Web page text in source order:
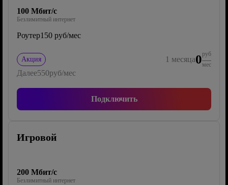
100 Мбит/с
Безлимитный интернет
Роутер150 руб/мес
Акция 1 месяца0руб
мес
Далее550руб/мес
Подключить
Игровой
200 Мбит/с
Безлимитный интернет